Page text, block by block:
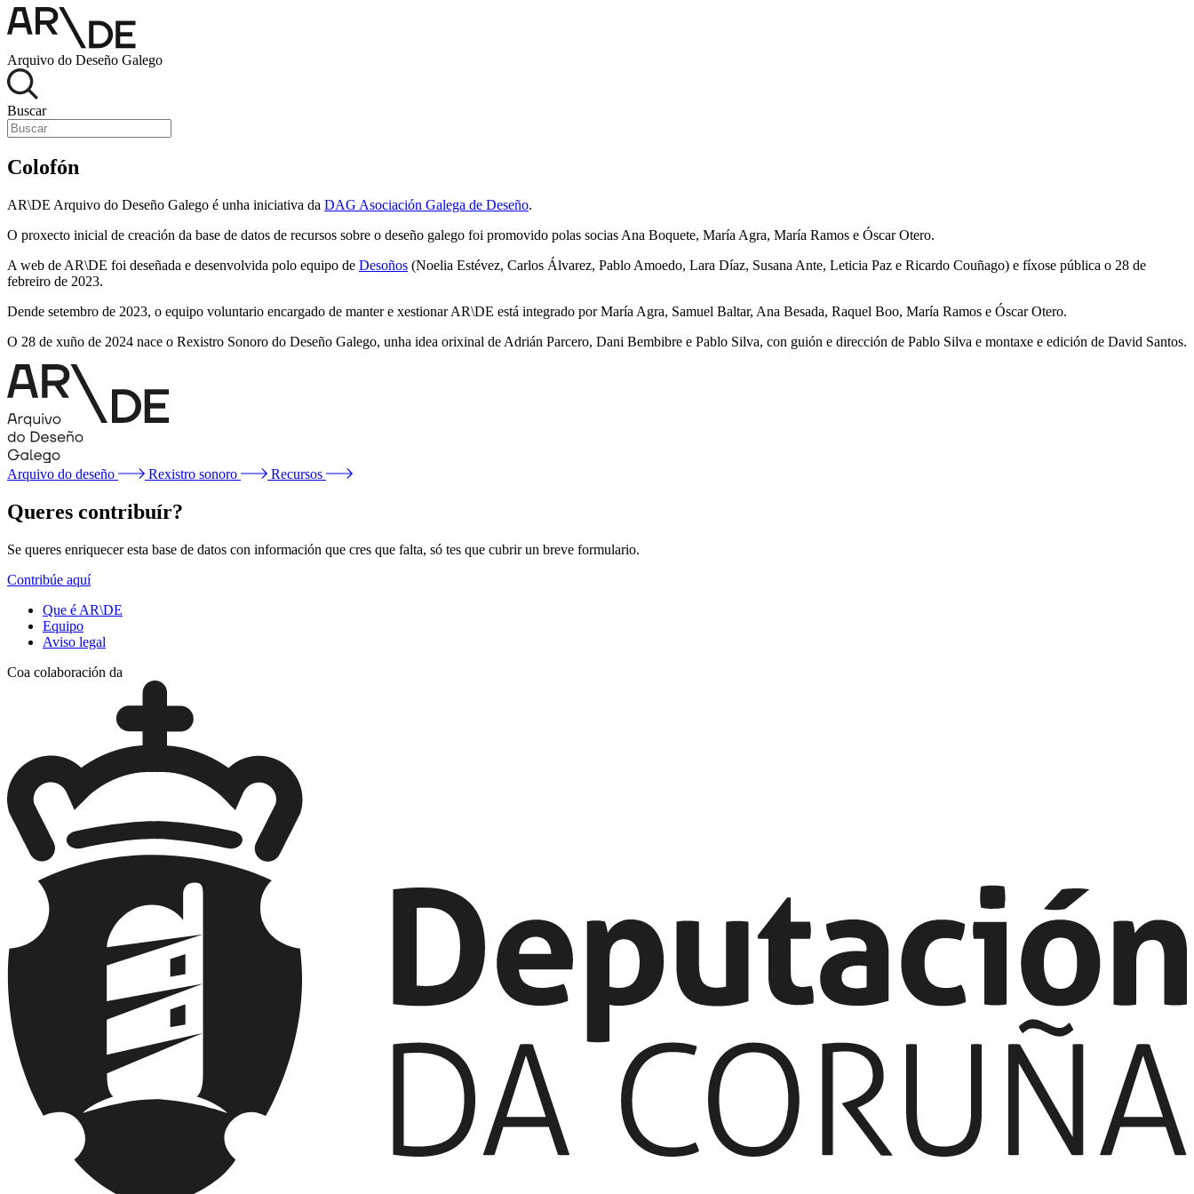
Arquivo do Deseño Galego
Buscar
Colofón
AR\DE Arquivo do Deseño Galego é unha iniciativa da DAG Asociación Galega de Deseño.
O proxecto inicial de creación da base de datos de recursos sobre o deseño galego foi promovido polas socias Ana Boquete, María Agra, María Ramos e Óscar Otero.
A web de AR\DE foi deseñada e desenvolvida polo equipo de Desoños (Noelia Estévez, Carlos Álvarez, Pablo Amoedo, Lara Díaz, Susana Ante, Leticia Paz e Ricardo Couñago) e fíxose pública o 28 de
febreiro de 2023.
Dende setembro de 2023, o equipo voluntario encargado de manter e xestionar AR\DE está integrado por María Agra, Samuel Baltar, Ana Besada, Raquel Boo, María Ramos e Óscar Otero.
O 28 de xuño de 2024 nace o Rexistro Sonoro do Deseño Galego, unha idea orixinal de Adrián Parcero, Dani Bembibre e Pablo Silva, con guión e dirección de Pablo Silva e montaxe e edición de David Santos.
Arquivo do deseño Rexistro sonoro Recursos
Queres contribuír?
Se queres enriquecer esta base de datos con información que cres que falta, só tes que cubrir un breve formulario.
Contribúe aquí
Que é AR\DE
Equipo
Aviso legal
Coa colaboración da